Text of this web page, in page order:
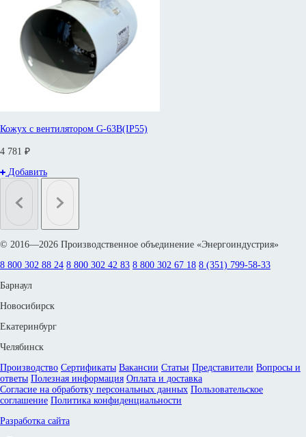
Кожух с вентилятором G-63B(IP55)
4 781 ₽
Добавить
© 2016—2026 Производственное объединение «Энергоиндустрия»
8 800 302 88 24 8 800 302 42 83 8 800 302 67 18 8 (351) 799-58-33
Барнаул
Новосибирск
Екатеринбург
Челябинск
Производство Сертификаты Вакансии Статьи Представители Вопросы и
ответы Полезная информация Оплата и доставка
Согласие на обработку персональных данных Пользовательское
соглашение Политика конфиденциальности
Разработка сайта